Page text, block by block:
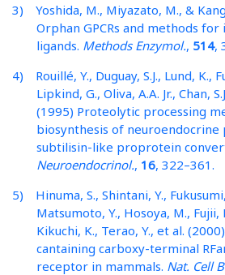
3) Yoshida, M., Miyazato, M., &
Orphan GPCRs and methods
ligands. Methods Enzymol., 514,
4) Rouillé, Y., Duguay, S.J., Lund, K.,
Lipkind, G., Oliva, A.A. Jr., Chan,
(1995) Proteolytic processing
biosynthesis of neuroendocrine
subtilisin-like proprotein
Neuroendocrinol., 16, 322–361.
5) Hinuma, S., Shintani, Y.,
Matsumoto, Y., Hosoya, M., Fujii,
Kikuchi, K., Terao, Y., et al.
cantaining carboxy-terminal
receptor in mammals. Nat. Cell